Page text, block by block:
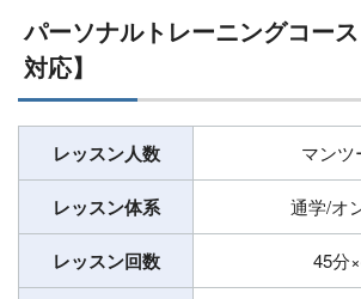
パーソナルトレーニングコー
対応】
レッスン人数 マンツ
レッスン体系 通学/オ
レッスン回数 45分